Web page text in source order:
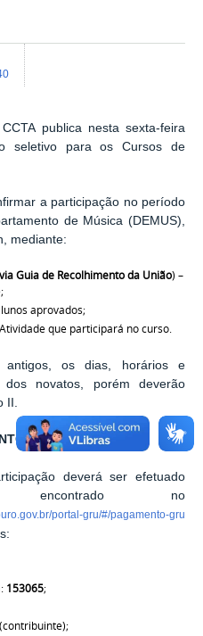
publica nesta sexta-feira
seletivo para os Cursos de
a participação no período
de Música (DEMUS),
mediante:
Guia de Recolhimento da União) –
aprovados;
que participará no curso.
antigos, os dias, horários e
novatos, porém deverão
DO GRU
deverá ser efetuado
encontrado no
portal-gru/#/pagamento-gru
153065;